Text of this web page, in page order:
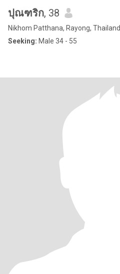
ปุณฑริก, 38
Nikhom Patthana, Rayong, Thailand
Seeking: Male 34 - 55